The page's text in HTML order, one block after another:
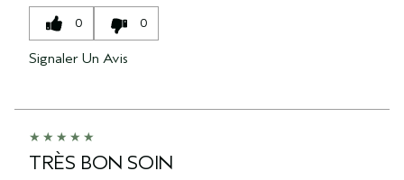
0 0
Signaler Un Avis
TRÈS BON SOIN